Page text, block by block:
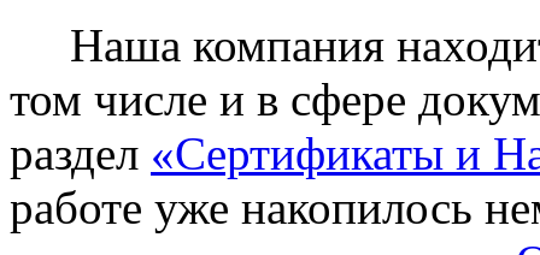
Наша компания
том числе и в сфере
раздел «Сертификаты и
работе уже накопилось